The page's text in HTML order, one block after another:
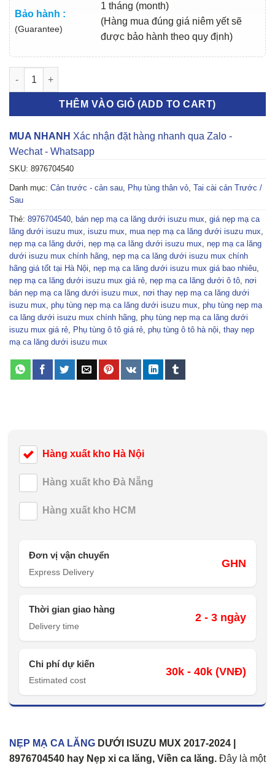
Bảo hành :
(Guarantee)
1 tháng (month)
(Hàng mua đúng giá niêm yết sẽ
được bảo hành theo quy định)
NẸP MẠ CA LĂNG DƯỚI ISUZU MUX 2017-2024 | 8976704540
THÊM VÀO GIỎ (ADD TO CART)
MUA NHANH Xác nhận đặt hàng nhanh qua Zalo -
Wechat - Whatsapp
SKU: 8976704540
Danh mục: Cản trước - cản sau, Phụ tùng thân vỏ, Tai cài cản Trước /
Sau
Thẻ: 8976704540, bán nẹp mạ ca lăng dưới isuzu mux, giá nẹp mạ ca
lăng dưới isuzu mux, isuzu mux, mua nẹp mạ ca lăng dưới isuzu mux,
nẹp mạ ca lăng dưới, nẹp mạ ca lăng dưới isuzu mux, nẹp mạ ca lăng
dưới isuzu mux chính hãng, nẹp mạ ca lăng dưới isuzu mux chính
hãng giá tốt tại Hà Nội, nẹp mạ ca lăng dưới isuzu mux giá bao nhiêu,
nẹp mạ ca lăng dưới isuzu mux giá rẻ, nẹp mạ ca lăng dưới ô tô, nơi
bán nẹp mạ ca lăng dưới isuzu mux, nơi thay nẹp mạ ca lăng dưới
isuzu mux, phụ tùng nẹp mạ ca lăng dưới isuzu mux, phụ tùng nẹp mạ
ca lăng dưới isuzu mux chính hãng, phụ tùng nẹp mạ ca lăng dưới
isuzu mux giá rẻ, Phụ tùng ô tô giá rẻ, phụ tùng ô tô hà nội, thay nẹp
mạ ca lăng dưới isuzu mux
Hàng xuất kho Hà Nội
Hàng xuất kho Đà Nẵng
Hàng xuất kho HCM
Đơn vị vận chuyển
Express Delivery
GHN
Thời gian giao hàng
Delivery time
2 - 3 ngày
Chi phí dự kiến
Estimated cost
30k - 40k (VNĐ)
NẸP MẠ CA LĂNG DƯỚI ISUZU MUX 2017-2024 |
8976704540 hay Nẹp xi ca lăng, Viền ca lăng. Đây là một